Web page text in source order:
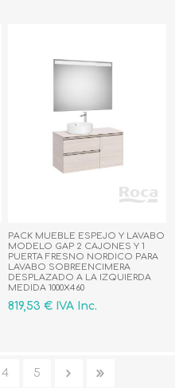
PACK MUEBLE ESPEJO Y LAVABO
MODELO GAP 2 CAJONES Y 1
PUERTA FRESNO NORDICO PARA
LAVABO SOBREENCIMERA
DESPLAZADO A LA IZQUIERDA
MEDIDA 1000X460
819,53 € IVA Inc.
4 5